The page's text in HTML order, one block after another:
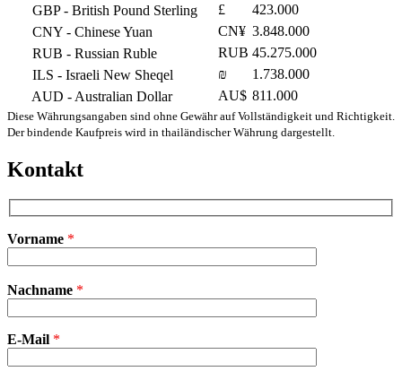
GBP- British Pound Sterling £
423.000
CNY - Chinese Yuan CN¥ 3.848.000
RUB - Russian Ruble RUB 45.275.000
ILS - Israeli New Sheqel ₪
1.738.000
AUD - Australian Dollar AU$ 811.000
Diese Währungsangaben sind ohne Gewähr auf Vollständigkeit und Richtigkeit.
Der bindende Kaufpreis wird in thailändischer Währung dargestellt.
Kontakt
Vorname *
lasse
leer.
Nachname *
E-Mail *